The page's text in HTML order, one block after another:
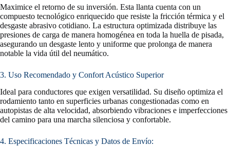
Maximice el retorno de su inversión. Esta llanta cuenta con un
compuesto tecnológico enriquecido que resiste la fricción térmica y el
desgaste abrasivo cotidiano. La estructura optimizada distribuye las
presiones de carga de manera homogénea en toda la huella de pisada,
asegurando un desgaste lento y uniforme que prolonga de manera
notable la vida útil del neumático.
3. Uso Recomendado y Confort Acústico Superior
Ideal para conductores que exigen versatilidad. Su diseño optimiza el
rodamiento tanto en superficies urbanas congestionadas como en
autopistas de alta velocidad, absorbiendo vibraciones e imperfecciones
del camino para una marcha silenciosa y confortable.
4. Especificaciones Técnicas y Datos de Envío: